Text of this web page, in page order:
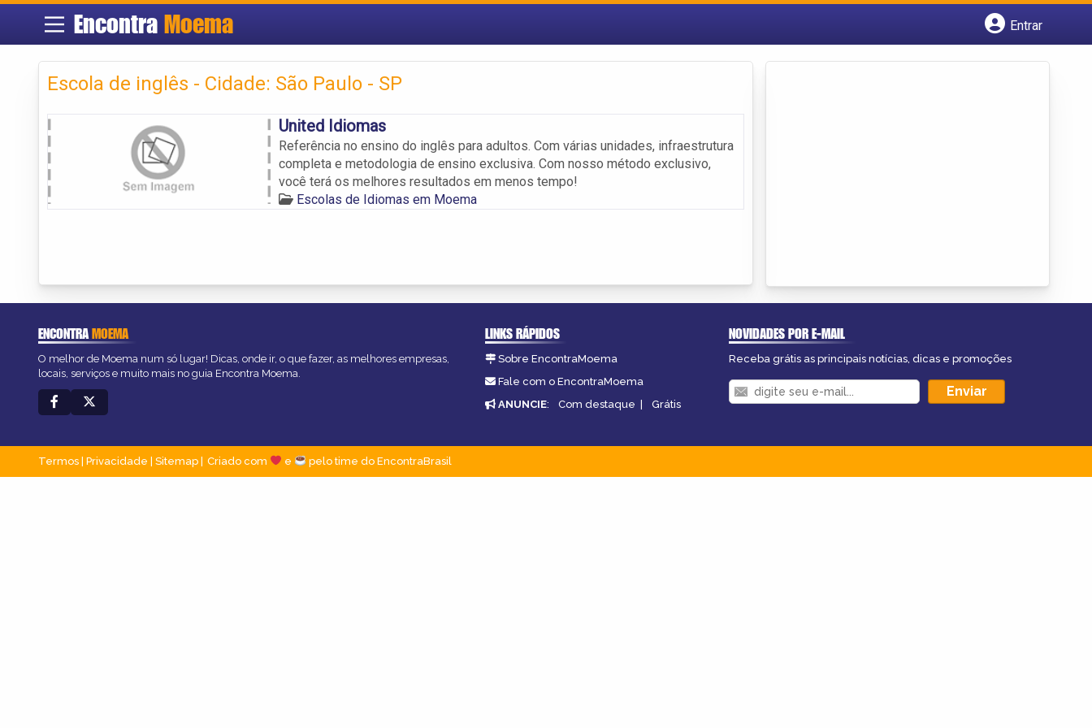
Encontra Moema
Entrar
Escola de inglês - Cidade: São Paulo - SP
United Idiomas
Referência no ensino do inglês para adultos. Com várias unidades, infraestrutura
completa e metodologia de ensino exclusiva. Com nosso método exclusivo,
você terá os melhores resultados em menos tempo!
Escolas de Idiomas em Moema
ENCONTRAMOEMA
O melhor de Moema num só lugar! Dicas, onde ir, o que fazer, as melhores empresas,
locais, serviços e muito mais no guia Encontra Moema.
LINKS RÁPIDOS
Sobre EncontraMoema
Fale com o EncontraMoema
ANUNCIE: Com destaque | Grátis
NOVIDADES POR E-MAIL
Receba grátis as principais notícias, dicas e promoções
Termos Privacidade Sitemap Criado com e pelo time do EncontraBrasil